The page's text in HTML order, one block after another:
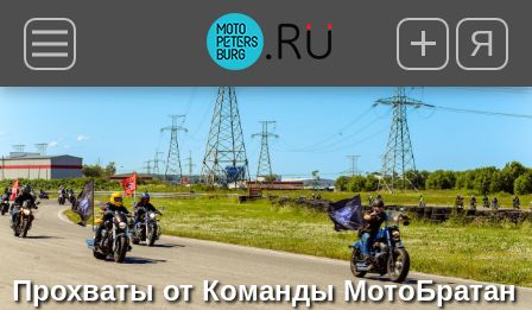
Я
Прохваты от Команды МотоБратан